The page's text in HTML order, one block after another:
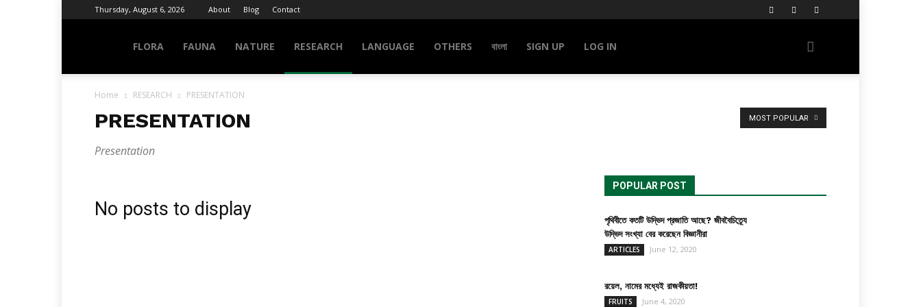
Thursday, August 6, 2026 About Blog Contact
INFO
FLORA FAUNA NATURE RESEARCH LANGUAGE OTHERS বাংলা SIGN UP LOG IN
Home RESEARCH PRESENTATION
PRESENTATION
Presentation
MOST POPULAR
No posts to display
POPULAR POST
পৃথিবীতে কতটি উদ্ভিদ প্রজাতি আছে? জীববৈচিত্র্যে
উদ্ভিদ সংখ্যা বের করেছেন বিজ্ঞানীরা
ARTICLES June 12, 2020
রয়েল, নামের মধ্যেই রাজকীয়তা!
FRUITS June 4, 2020